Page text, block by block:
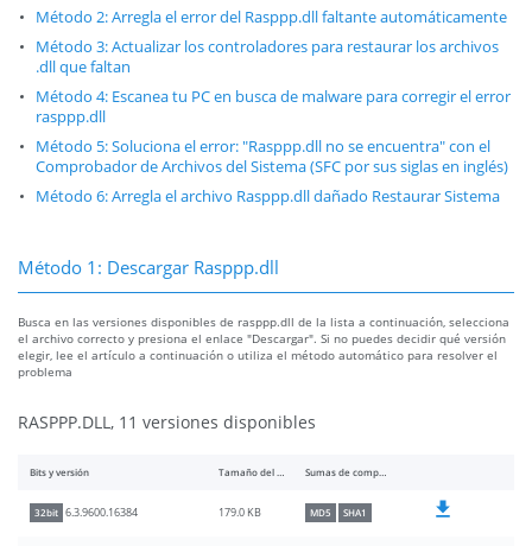
Método 2: Arregla el error del Rasppp.dll faltante automáticamente
Método 3: Actualizar los controladores para restaurar los archivos
.dll que faltan
Método 4: Escanea tu PC en busca de malware para corregir el error
rasppp.dll
Método 5: Soluciona el error: "Rasppp.dll no se encuentra" con el
Comprobador de Archivos del Sistema (SFC por sus siglas en inglés)
Método 6: Arregla el archivo Rasppp.dll dañado Restaurar Sistema
Método 1: Descargar Rasppp.dll
Busca en las versiones disponibles de rasppp.dll de la lista a continuación, selecciona
el archivo correcto y presiona el enlace "Descargar". Si no puedes decidir qué versión
elegir, lee el artículo a continuación o utiliza el método automático para resolver el
problema
RASPPP.DLL, 11 versiones disponibles
Bits y versión Tamaño del archivo Sumas de comprobación
32bit 6.3.9600.16384 179.0 KB MD5 SHA1